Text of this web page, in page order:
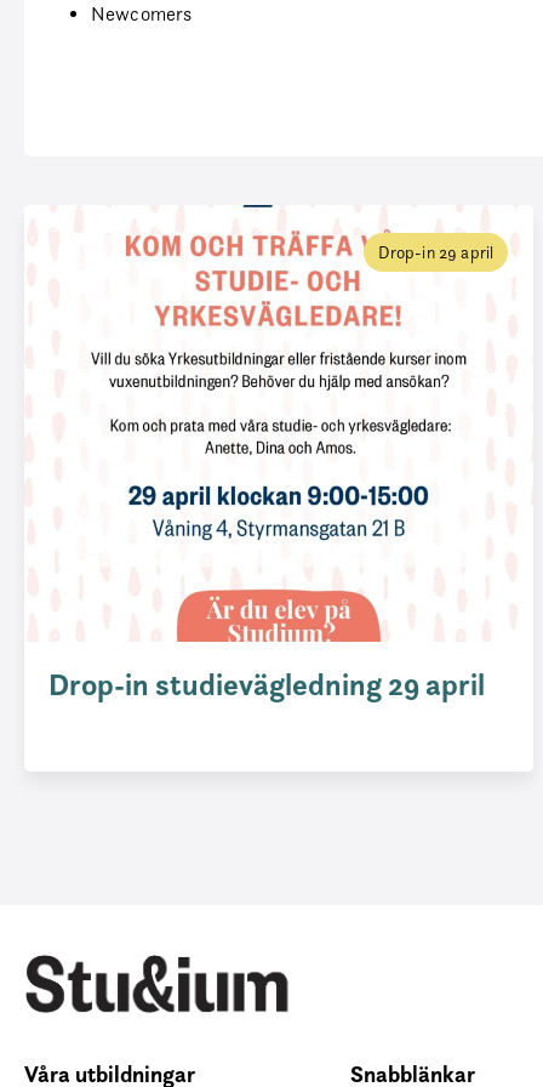
Newcomers
Drop-in 29 april
Drop-in studievägledning 29 april
Våra utbildningar Snabblänkar